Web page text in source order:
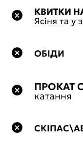
КВИТКИ
Ясіня та у
ОБІДИ
ПРОКАТ
катання